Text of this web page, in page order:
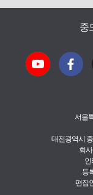
중
서울
대전광역시
회
등
편집